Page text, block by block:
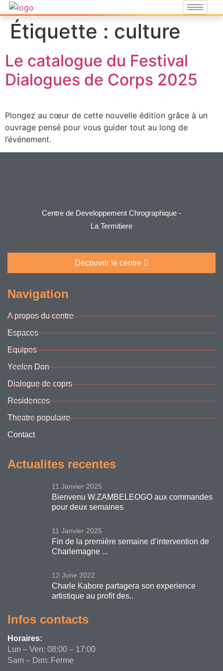
Étiquette : culture
Le catalogue du Festival
Dialogues de Corps 2025
Plongez au cœur de cette nouvelle édition grâce à un
ouvrage pensé pour vous guider tout au long de
l’événement.
Centre de Developpement Chrographique -
La Termitiere
Decouvrir le centre
Navigation
A propos du centre
Espaces
Equipes
Yeelen Don
Dialogue de coprs
Residences
Theatre populaire
Contact
Actualites recentes
11 Janvier 2025
Bienvenu W.ZAMBELEOGO aux commandes
pour deux semaines
11 Janvier 2025
Fin de la première semaine d’intervention de
Charlemagne ...
12 June 2022
Charle Kabore partagera son experience
artistique au profit des..
Infos contacts
Horaires:
Lun – Ven: 08:00 – 17:00
Sam – Dim: Ferme